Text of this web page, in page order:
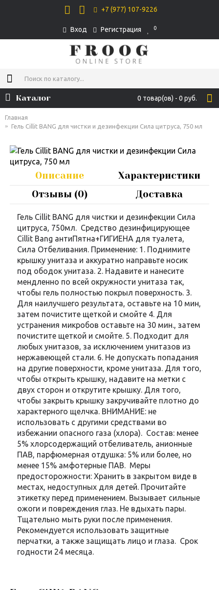
+7 (977) 107-9226
Вход Регистрация 0
0 товар(ов) - 0 руб.
Каталог
Главная
Гель Cillit BANG для чистки и дезинфекции Сила цитруса, 750 мл
Описание
Характеристики
Отзывы (0)
Доставка
Гель Cillit BANG для чистки и дезинфекции Сила
цитруса, 750мл. Средство дезинфицирующее
Cillit Bang антиПятна+ГИГИЕНА для туалета,
Сила Отбеливания. Применение: 1. Поднимите
крышку унитаза и аккуратно направьте носик
под ободок унитаза. 2. Надавите и нанесите
мендленно по всей окружности унитаза так,
чтобы гель полностью покрыл поверхность. 3.
Для наилучшего результата, оставьте на 10 мин,
затем почистите щеткой и смойте 4. Для
устранения микробов оставьте на 30 мин., затем
почистите щеткой и смойте. 5. Подходит для
любых унитазов, за исключением унитазов из
нержавеющей стали. 6. Не допускать попадания
на другие поверхности, кроме унитаза. Для того,
чтобы открыть крышку, надавите на метки с
двух сторон и открутите крышку. Для того,
чтобы закрыть крышку закручивайте плотно до
характерного щелчка. ВНИМАНИЕ: не
использовать с другими средствами во
избежании опасного газа (хлора). Состав: менее
5% хлорсодержащий отбеливатель, анионные
ПАВ, парфюмерная отдушка: 5% или более, но
менее 15% амфотерные ПАВ. Меры
предосторожности: Хранить в закрытом виде в
местах, недоступных для детей. Прочитайте
этикетку перед применением. Вызывает сильные
ожоги и повреждения глаз. Не вдыхать пары.
Тщательно мыть руки после применения.
Рекомендуется использовать защитные
перчатки, а также защищать лицо и глаза. Срок
годности 24 месяца.